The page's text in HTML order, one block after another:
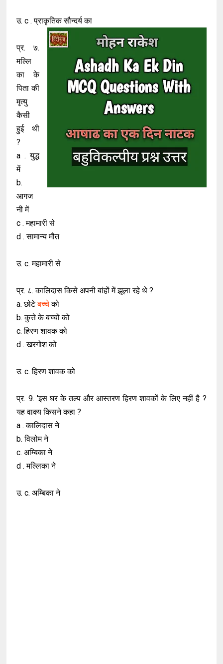
उ. c . प्राकृतिक सौन्दर्य का
प्र. ७.
मल्लि
का के
पिता की
मृत्यु
कैसी
हुई थी
?
a . युद्ध
में
b.
आगज
नी में
c . महामारी से
d . सामान्य मौत
उ. c. महामारी से
प्र. ८. कालिदास किसे अपनी बांहों में झूला रहे थे ?
a. छोटेबच्चेको
b. कुत्ते के बच्चों को
c. हिरण शावक को
d . खरगोश को
उ. c. हिरण शावक को
प्र. 9. 'इस घर के तल्प और आस्तरण हिरण शावकों के लिए नहीं है ?
यह वाक्य किसने कहा ?
a . कालिदास ने
b. विलोम ने
c. अम्बिका ने
d . मल्लिका ने
उ. c. अम्बिका ने